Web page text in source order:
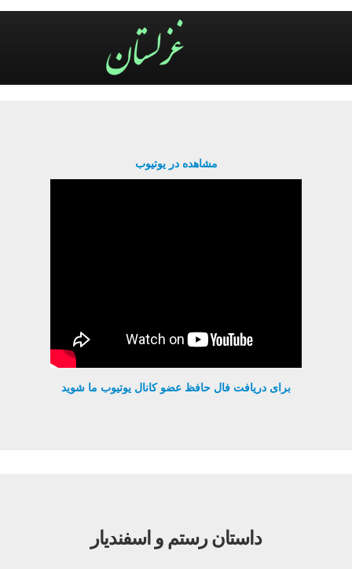
مشاهده در یوتیوب
برای دریافت فال حافظ عضو کانال یوتیوب ما شوید
داستان رستم و اسفندیار